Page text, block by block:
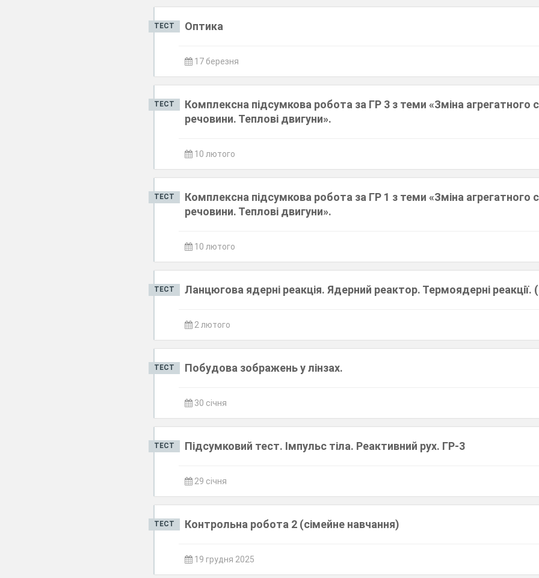
ТЕСТ Оптика
17 березня
ТЕСТ
Комплексна підсумкова робота за ГР 3 з теми «Зміна агрегатного
речовини. Теплові двигуни».
10 лютого
ТЕСТ
Комплексна підсумкова робота за ГР 1 з теми «Зміна агрегатного
речовини. Теплові двигуни».
10 лютого
ТЕСТ Ланцюгова ядерні реакція. Ядерний реактор. Термоядерні реакції.
2 лютого
ТЕСТ Побудова зображень у лінзах.
30 січня
ТЕСТ Підсумковий тест. Імпульс тіла. Реактивний рух. ГР-3
29 січня
ТЕСТ Контрольна робота 2 (сімейне навчання)
19 грудня 2025